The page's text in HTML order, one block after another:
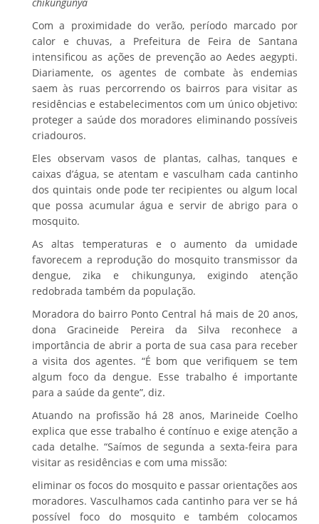
Com a proximidade do verão, período marcado por
calor e chuvas, a Prefeitura de Feira de Santana
intensificou as ações de prevenção ao Aedes aegypti.
Diariamente, os agentes de combate às endemias
saem às ruas percorrendo os bairros para visitar as
residências e estabelecimentos com um único objetivo:
proteger a saúde dos moradores eliminando possíveis
criadouros.
Eles observam vasos de plantas, calhas, tanques e
caixas d’água, se atentam e vasculham cada cantinho
dos quintais onde pode ter recipientes ou algum local
que possa acumular água e servir de abrigo para o
mosquito.
As altas temperaturas e o aumento da umidade
favorecem a reprodução do mosquito transmissor da
dengue, zika e chikungunya, exigindo atenção
redobrada também da população.
Moradora do bairro Ponto Central há mais de 20 anos,
dona Gracineide Pereira da Silva reconhece a
importância de abrir a porta de sua casa para receber
a visita dos agentes. “É bom que verifiquem se tem
algum foco da dengue. Esse trabalho é importante
para a saúde da gente”, diz.
Atuando na profissão há 28 anos, Marineide Coelho
explica que esse trabalho é contínuo e exige atenção a
cada detalhe. “Saímos de segunda a sexta-feira para
visitar as residências e com uma missão:
eliminar os focos do mosquito e passar orientações aos
moradores. Vasculhamos cada cantinho para ver se há
possível foco do mosquito e também colocamos